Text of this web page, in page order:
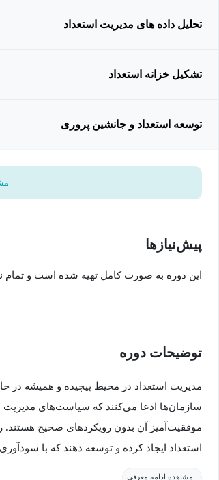
تحلیل داده های مدیریت استعداد
تشکیل خزانه استعداد
توسعه استعداد و جانشین پروری
پیش‌نیاز‌ها
این دوره به صورت کامل تهیه شده است و
توضیحات دوره
سازمان‌ها ادعا می‌کنند که سیاست‌های مدیریت
موفقیت‌آمیز آن بدون رویکردهای صحیح هستند.
استعداد ایجاد کرده و توسعه دهند که با
مشاهده ادامه معرفی